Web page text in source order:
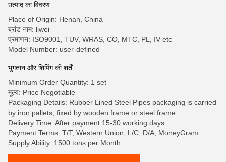
उत्पाद का विवरण
Place of Origin: Henan, China
ब्रांड नाम: liwei
प्रमाणन: ISO9001, TUV, WRAS, CO, MTC, PL, IV etc
Model Number: user-defined
भुगतान और शिपिंग की शर्तें
Minimum Order Quantity: 1 set
मूल्य: Price Negotiable
Packaging Details: Rubber Lined Steel Pipes packaging is carried
by iron pallets, fixed by wooden frame or steel frame.
Delivery Time: After payment 15-30 working days
Payment Terms: T/T, Western Union, L/C, D/A, MoneyGram
Supply Ability: 1500 tons per Month